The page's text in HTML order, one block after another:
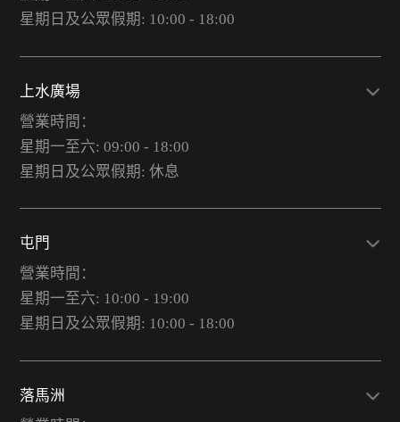
星期日及公眾假期: 10:00 - 18:00
上水廣場
營業時間：
星期一至六: 09:00 - 18:00
星期日及公眾假期: 休息
屯門
營業時間：
星期一至六: 10:00 - 19:00
星期日及公眾假期: 10:00 - 18:00
落馬洲